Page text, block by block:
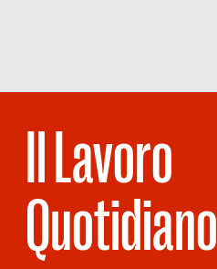
Il Lavoro
Quotidiano